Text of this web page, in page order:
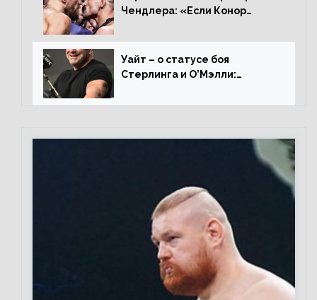
Чендлера: «Если Конор
нокаутирует Майкла»
Уайт – о статусе боя
Стерлинга и О’Мэлли:
травму? Он готовится,